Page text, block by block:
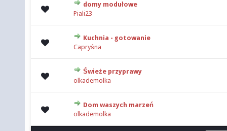
domy modułowe
Piali23
0 głosów - średnia ocena: 0 na 5 gwiazdek
Kuchnia - gotowanie
Capryśna
0 głosów - średnia ocena: 0 na 5 gwiazdek
Świeże przyprawy
olkademolka
0 głosów - średnia ocena: 0 na 5 gwiazdek
Dom waszych marzeń
olkademolka
0 głosów - średnia ocena: 0 na 5 gwiazdek